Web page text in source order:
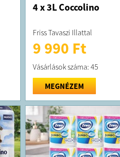
4 x 3L Coccolino
Friss Tavaszi Illattal
9 990 Ft
Vásárlások száma: 45
MEGNÉZEM